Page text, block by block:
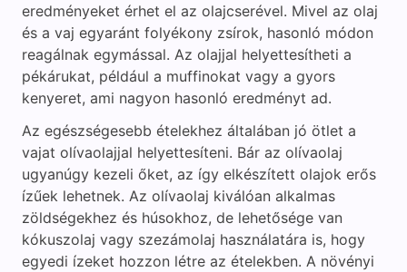
eredményeket érhet el az olajcserével. Mivel az olaj
és a vaj egyaránt folyékony zsírok, hasonló módon
reagálnak egymással. Az olajjal helyettesítheti a
pékárukat, például a muffinokat vagy a gyors
kenyeret, ami nagyon hasonló eredményt ad.
Az egészségesebb ételekhez általában jó ötlet a
vajat olívaolajjal helyettesíteni. Bár az olívaolaj
ugyanúgy kezeli őket, az így elkészített olajok erős
ízűek lehetnek. Az olívaolaj kiválóan alkalmas
zöldségekhez és húsokhoz, de lehetősége van
kókuszolaj vagy szezámolaj használatára is, hogy
egyedi ízeket hozzon létre az ételekben. A növényi